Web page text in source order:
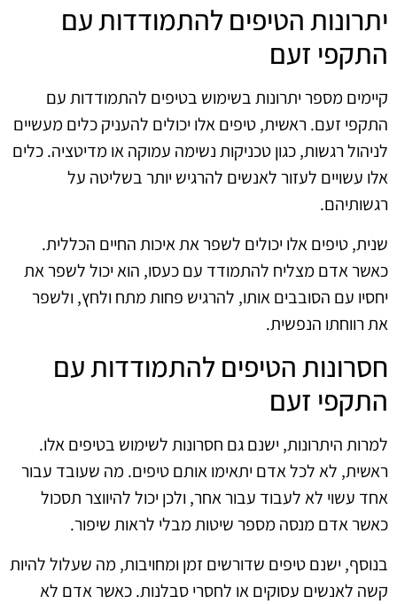
יתרונות הטיפים להתמודדות עם
התקפי זעם
קיימים מספר יתרונות בשימוש בטיפים להתמודדות עם
התקפי זעם. ראשית, טיפים אלו יכולים להעניק כלים מעשיים
לניהול רגשות, כגון טכניקות נשימה עמוקה או מדיטציה. כלים
אלו עשויים לעזור לאנשים להרגיש יותר בשליטה על
רגשותיהם.
שנית, טיפים אלו יכולים לשפר את איכות החיים הכללית.
כאשר אדם מצליח להתמודד עם כעסו, הוא יכול לשפר את
יחסיו עם הסובבים אותו, להרגיש פחות מתח ולחץ, ולשפר
את רווחתו הנפשית.
חסרונות הטיפים להתמודדות עם
התקפי זעם
למרות היתרונות, ישנם גם חסרונות לשימוש בטיפים אלו.
ראשית, לא לכל אדם יתאימו אותם טיפים. מה שעובד עבור
אחד עשוי לא לעבוד עבור אחר, ולכן יכול להיווצר תסכול
כאשר אדם מנסה מספר שיטות מבלי לראות שיפור.
בנוסף, ישנם טיפים שדורשים זמן ומחויבות, מה שעלול להיות
קשה לאנשים עסוקים או לחסרי סבלנות. כאשר אדם לא